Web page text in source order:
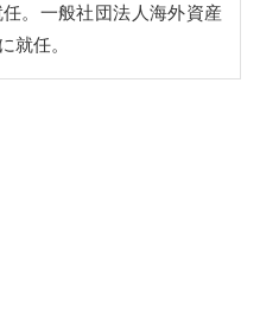
。一般社団法人海外資産
就任。